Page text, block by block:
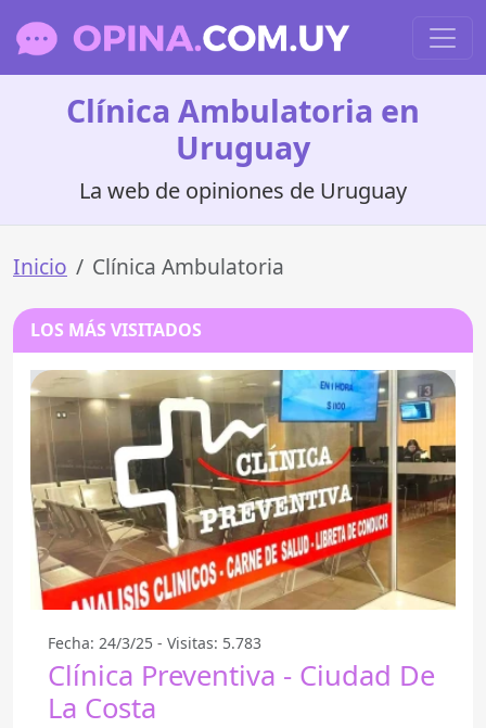
Clínica Ambulatoria en
Uruguay
La web de opiniones de Uruguay
Inicio Clínica Ambulatoria
LOS MÁS VISITADOS
Fecha: 24/3/25 - Visitas: 5.783
Clínica Preventiva - Ciudad De
La Costa